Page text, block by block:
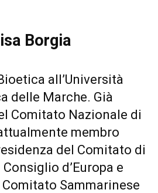
Borgia
all’Università
delle Marche. Già
Comitato Nazionale di
membro
del Comitato di
d’Europa e
Sammarinese